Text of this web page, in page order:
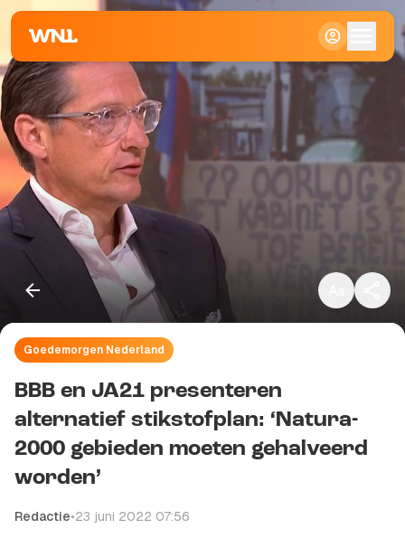
Goedemorgen Nederland
BBB en JA21 presenteren
alternatief stikstofplan: ‘Natura-
2000 gebieden moeten gehalveerd
worden’
Redactie•23 juni 2022 07:56